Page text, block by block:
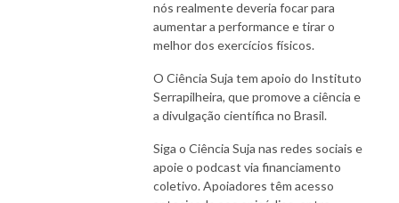
nós realmente deveria focar para
aumentar a performance e tirar o
melhor dos exercícios físicos.
O Ciência Suja tem apoio do Instituto
Serrapilheira, que promove a ciência e
a divulgação científica no Brasil.
Siga o Ciência Suja nas redes sociais e
apoie o podcast via financiamento
coletivo. Apoiadores têm acesso